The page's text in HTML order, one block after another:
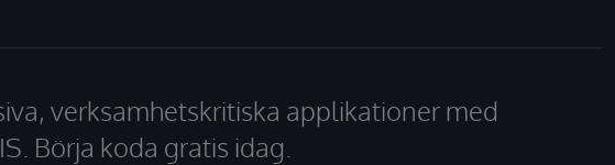
verksamhetskritiska applikationer med
Börja koda gratis idag.